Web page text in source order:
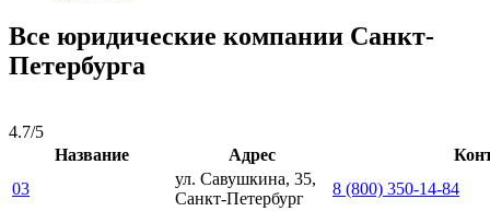
Все юридические компании Санкт-
Петербурга
4.7/5
Название
Адрес
03
ул. Савушкина, 35,
Санкт-Петербург
8 (800) 350-14-84